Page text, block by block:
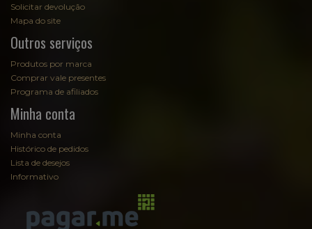
Solicitar devolução
Mapa do site
Outros serviços
Produtos por marca
Comprar vale presentes
Programa de afiliados
Minha conta
Minha conta
Histórico de pedidos
Lista de desejos
Informativo